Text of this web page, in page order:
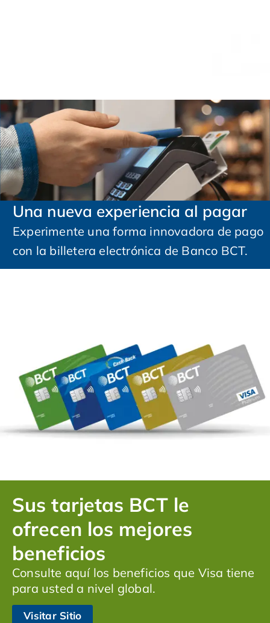
Una nueva experiencia al pagar
Experimente una forma innovadora de pago
con la billetera electrónica de Banco BCT.
Sus tarjetas BCT le
ofrecen los mejores
beneficios
Consulte aquí los beneficios que Visa tiene
para usted a nivel global.
Visitar Sitio